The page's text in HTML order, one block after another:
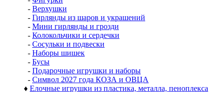
- Верхушки
- Гирлянды из шаров и украшений
- Мини гирлянды и грозди
- Колокольчики и сердечки
- Сосульки и подвески
- Наборы шишек
- Бусы
- Подарочные игрушки и наборы
- Символ 2027 года КОЗА и ОВЦА
♦ Елочные игрушки из пластика, металла, пеноплекса